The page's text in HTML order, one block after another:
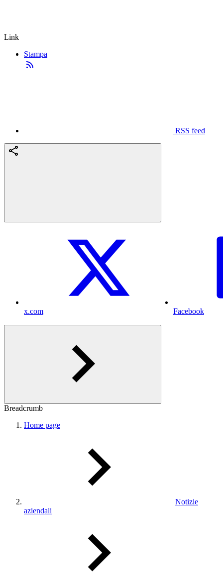
Link
Stampa
RSS feed
x.com Facebook
Breadcrumb
Home page
Notizie
aziendali